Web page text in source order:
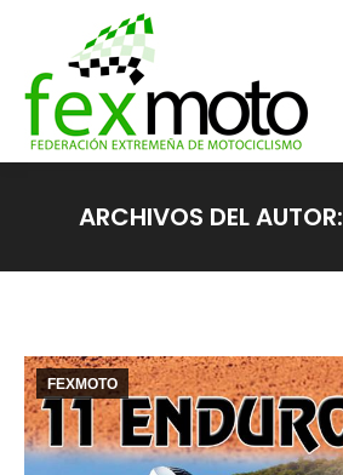
ARCHIVOS DEL AUTOR:
FEXMOTO